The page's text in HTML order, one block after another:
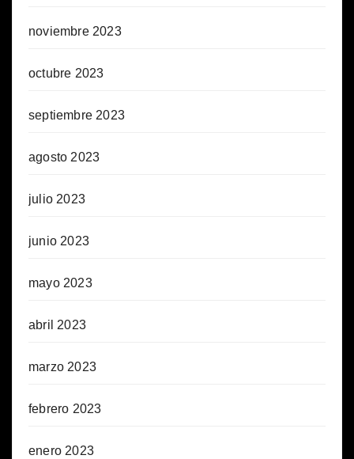
noviembre 2023
octubre 2023
septiembre 2023
agosto 2023
julio 2023
junio 2023
mayo 2023
abril 2023
marzo 2023
febrero 2023
enero 2023